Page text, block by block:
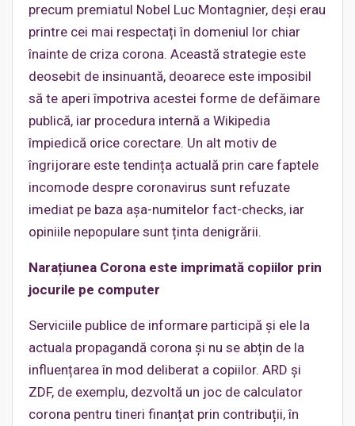
precum premiatul Nobel Luc Montagnier, deși erau
printre cei mai respectați în domeniul lor chiar
înainte de criza corona. Această strategie este
deosebit de insinuantă, deoarece este imposibil
să te aperi împotriva acestei forme de defăimare
publică, iar procedura internă a Wikipedia
împiedică orice corectare. Un alt motiv de
îngrijorare este tendința actuală prin care faptele
incomode despre coronavirus sunt refuzate
imediat pe baza așa-numitelor fact-checks, iar
opiniile nepopulare sunt ținta denigrării.
Narațiunea Corona este imprimată copiilor prin
jocurile pe computer
Serviciile publice de informare participă și ele la
actuala propagandă corona și nu se abțin de la
influențarea în mod deliberat a copiilor. ARD și
ZDF, de exemplu, dezvoltă un joc de calculator
corona pentru tineri finanțat prin contribuții, în